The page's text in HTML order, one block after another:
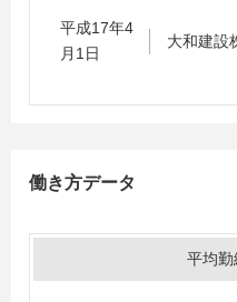
平成17年4
月1日
大和建設
働き方データ
平均勤